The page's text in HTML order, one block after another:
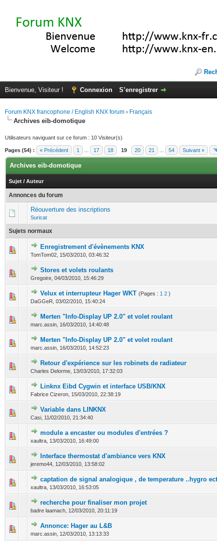
Bienvenue, Visiteur ! Connexion S’enregistrer
Forum KNX francophone / English KNX forum › Français
Archives eib-domotique
Utilisateurs naviguant sur ce forum : 10 Visiteur(s)
Pages (54) : « Précédent 1 17 18 19 20 21 54 Suivant »
Archives eib-domotique
Sujet / Auteur
Annonces du forum
Réouverture des inscriptions
Suricat
Sujets normaux
Enregistrement d'évènements KNX
TomTom02, 15/03/2010, 03:46:32
0 Votes - 0 sur 5 en moyenne
12345
Stores et volets roulants
Gregoire, 04/03/2010, 15:46:29
0 Votes - 0 sur 5 en moyenne
12345
Velux et interrupteur Hager WKT (Pages : 1 2 )
DaGGeR, 03/02/2010, 15:40:24
0 Votes - 0 sur 5 en moyenne
1 2 345
Merten "Info-Display UP 2.0" et volet roulant
marc.assin, 16/03/2010, 14:40:48
0 Votes - 0 sur 5 en moyenne
1 23 5
Merten "Info-Display UP 2.0" et volet roulant
marc.assin, 16/03/2010, 14:52:23
0 Votes - 0 sur 5 en moyenne
1 23 5
Retour d'expérience sur les robinets de radiateur
Charles Delorme, 13/03/2010, 17:32:03
0 Votes - 0 sur 5 en moyenne
1 234 5
Linknx Eibd Cygwin et interface USB/KNX
Fabrice Cizeron, 15/03/2010, 22:38:19
0 Votes - 0 sur 5 en moyenne
1 23 45
Variable dans LINKNX
Casi, 11/02/2010, 21:34:40
0 Votes - 0 sur 5 en moyenne
123
module a encaster ou modules d'entrées ?
xaultra, 13/03/2010, 16:49:00
0 Votes - 0 sur 5 en moyenne
12 345
Interface thermostat d'ambiance vers KNX
jeremo44, 12/03/2010, 13:58:02
0 Votes - 0 sur 5 en moyenne
1 2 345
captation de signal analogique , de temperature ..hygro
xaultra, 13/03/2010, 16:53:05
0 Votes - 0 sur 5 en moyenne
12345
recherche pour finaliser mon projet
badre laamach, 12/03/2010, 20:11:19
0 Votes - 0 sur 5 en moyenne
1234 5
Annonce: Hager au L&B
marc.assin, 12/03/2010, 13:13:33
0 Votes - 0 sur 5 en moyenne
1234